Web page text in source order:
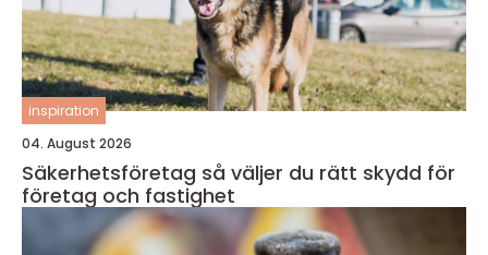
inspiration
04. August 2026
Säkerhetsföretag så väljer du rätt skydd för
företag och fastighet